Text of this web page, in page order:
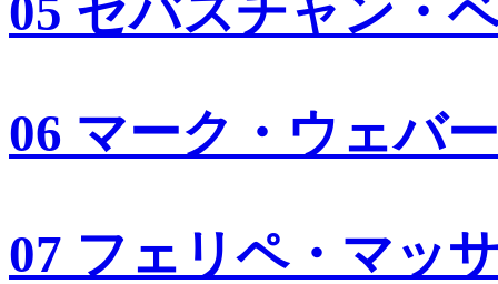
05 セバスチャン・
06 マーク・ウェバー
07 フェリペ・マッ